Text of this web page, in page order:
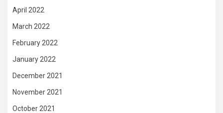
April 2022
March 2022
February 2022
January 2022
December 2021
November 2021
October 2021